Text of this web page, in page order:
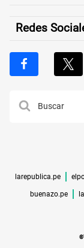
Redes
larepublica.pe
buenazo.pe